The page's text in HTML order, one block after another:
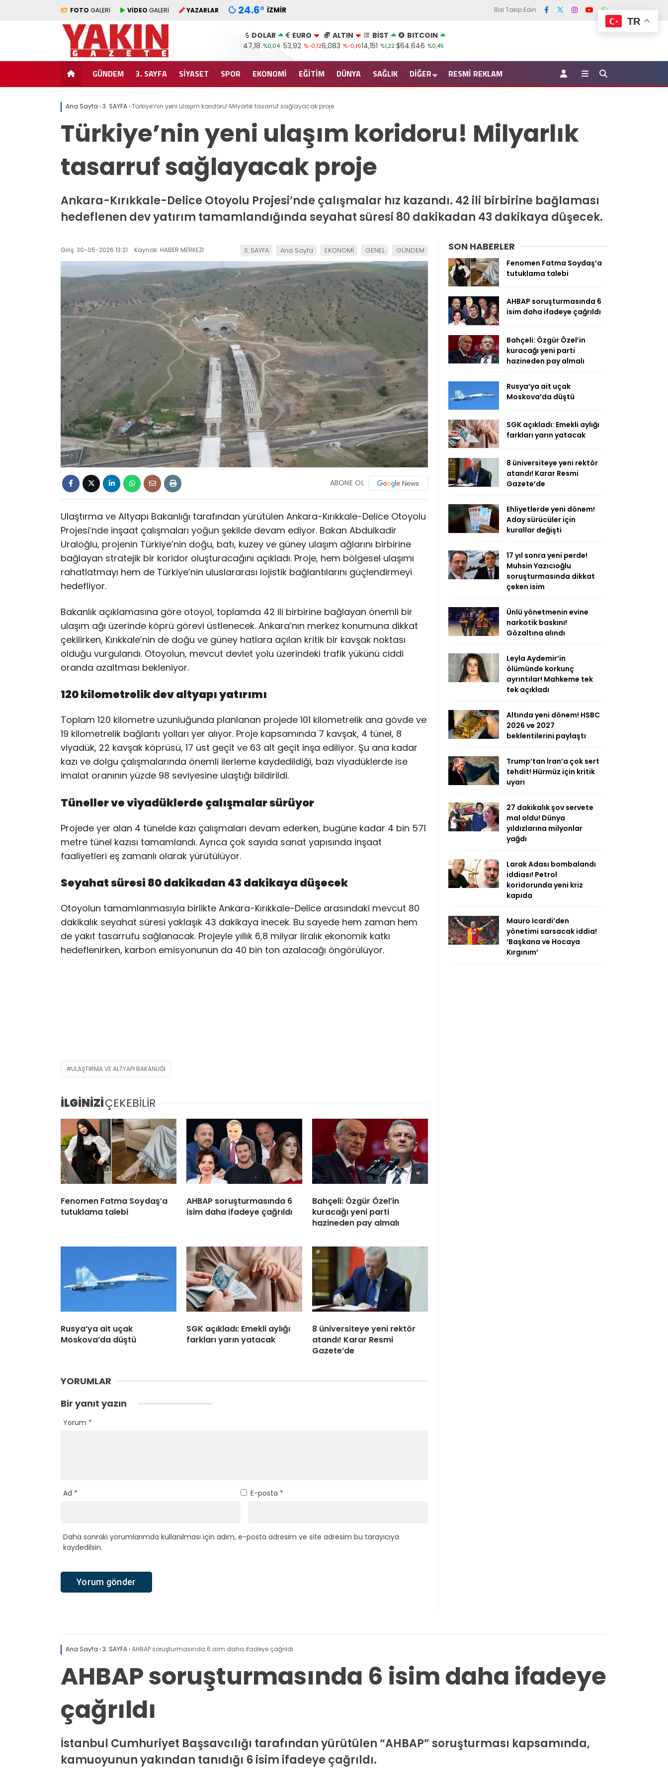
FOTO GALERİ VİDEO GALERİ YAZARLAR 24.6° İZMIR Bizi Takip Edin
DOLAR
47,18 %0,04
EURO
53,92 %-0,12
ALTIN
6,083 %-0,16
BİST
14,151 %1,22
BITCOIN
$64.646 %0,45
GÜNDEM 3. SAYFA SİYASET SPOR EKONOMİ EĞİTİM DÜNYA SAĞLIK DİĞER RESMI REKLAM
Ana Sayfa ›3. SAYFA›Türkiye’nin yeni ulaşım koridoru! Milyarlık tasarruf sağlayacak proje
Türkiye’nin yeni ulaşım koridoru! Milyarlık
tasarruf sağlayacak proje
Ankara-Kırıkkale-Delice Otoyolu Projesi’nde çalışmalar hız kazandı. 42 ili birbirine bağlaması
hedeflenen dev yatırım tamamlandığında seyahat süresi 80 dakikadan 43 dakikaya düşecek.
Giriş: 30-05-2026 13:21 Kaynak: HABER MERKEZI 3. SAYFA Ana Sayfa EKONOMİ GENEL GÜNDEM
ABONE OL
Ulaştırma ve Altyapı Bakanlığı tarafından yürütülen Ankara-Kırıkkale-Delice Otoyolu
Projesi’nde inşaat çalışmaları yoğun şekilde devam ediyor. Bakan Abdulkadir
Uraloğlu, projenin Türkiye’nin doğu, batı, kuzey ve güney ulaşım ağlarını birbirine
bağlayan stratejik bir koridor oluşturacağını açıkladı. Proje, hem bölgesel ulaşımı
rahatlatmayı hem de Türkiye’nin uluslararası lojistik bağlantılarını güçlendirmeyi
hedefliyor.
Bakanlık açıklamasına göre otoyol, toplamda 42 ili birbirine bağlayan önemli bir
ulaşım ağı üzerinde köprü görevi üstlenecek. Ankara’nın merkez konumuna dikkat
çekilirken, Kırıkkale’nin de doğu ve güney hatlara açılan kritik bir kavşak noktası
olduğu vurgulandı. Otoyolun, mevcut devlet yolu üzerindeki trafik yükünü ciddi
oranda azaltması bekleniyor.
120 kilometrelik dev altyapı yatırımı
Toplam 120 kilometre uzunluğunda planlanan projede 101 kilometrelik ana gövde ve
19 kilometrelik bağlantı yolları yer alıyor. Proje kapsamında 7 kavşak, 4 tünel, 8
viyadük, 22 kavşak köprüsü, 17 üst geçit ve 63 alt geçit inşa ediliyor. Şu ana kadar
kazı ve dolgu çalışmalarında önemli ilerleme kaydedildiği, bazı viyadüklerde ise
imalat oranının yüzde 98 seviyesine ulaştığı bildirildi.
Tüneller ve viyadüklerde çalışmalar sürüyor
Projede yer alan 4 tünelde kazı çalışmaları devam ederken, bugüne kadar 4 bin 571
metre tünel kazısı tamamlandı. Ayrıca çok sayıda sanat yapısında inşaat
faaliyetleri eş zamanlı olarak yürütülüyor.
Seyahat süresi 80 dakikadan 43 dakikaya düşecek
Otoyolun tamamlanmasıyla birlikte Ankara-Kırıkkale-Delice arasındaki mevcut 80
dakikalık seyahat süresi yaklaşık 43 dakikaya inecek. Bu sayede hem zaman hem
de yakıt tasarrufu sağlanacak. Projeyle yıllık 6,8 milyar liralık ekonomik katkı
hedeflenirken, karbon emisyonunun da 40 bin ton azalacağı öngörülüyor.
ULAŞTIRMA VE ALTYAPI BAKANLIĞI
İLGİNİZİÇEKEBİLİR
Fenomen Fatma Soydaş’a
tutuklama talebi
AHBAP soruşturmasında 6
isim daha ifadeye çağrıldı
Bahçeli: Özgür Özel’in
kuracağı yeni parti
hazineden pay almalı
Rusya’ya ait uçak
Moskova’da düştü
SGK açıkladı: Emekli aylığı
farkları yarın yatacak
8 üniversiteye yeni rektör
atandı! Karar Resmi
Gazete’de
YORUMLAR
Bir yanıt yazın
Yorum *
Ad * E-posta *
Daha sonraki yorumlarımda kullanılması için adım, e-posta adresim ve site adresim bu tarayıcıya
kaydedilsin.
SON HABERLER
Fenomen Fatma Soydaş’a
tutuklama talebi
AHBAP soruşturmasında 6
isim daha ifadeye çağrıldı
Bahçeli: Özgür Özel’in
kuracağı yeni parti
hazineden pay almalı
Rusya’ya ait uçak
Moskova’da düştü
SGK açıkladı: Emekli aylığı
farkları yarın yatacak
8 üniversiteye yeni rektör
atandı! Karar Resmi
Gazete’de
Ehliyetlerde yeni dönem!
Aday sürücüler için
kurallar değişti
17 yıl sonra yeni perde!
Muhsin Yazıcıoğlu
soruşturmasında dikkat
çeken isim
Ünlü yönetmenin evine
narkotik baskını!
Gözaltına alındı
Leyla Aydemir’in
ölümünde korkunç
ayrıntılar! Mahkeme tek
tek açıkladı
Altında yeni dönem! HSBC
2026 ve 2027
beklentilerini paylaştı
Trump’tan İran’a çok sert
tehdit! Hürmüz için kritik
uyarı
27 dakikalık şov servete
mal oldu! Dünya
yıldızlarına milyonlar
yağdı
Larak Adası bombalandı
iddiası! Petrol
koridorunda yeni kriz
kapıda
Mauro Icardi’den
yönetimi sarsacak iddia!
‘Başkana ve Hocaya
Kırgınım’
Ana Sayfa ›3. SAYFA›AHBAP soruşturmasında 6 isim daha ifadeye çağrıldı
AHBAP soruşturmasında 6 isim daha ifadeye
çağrıldı
İstanbul Cumhuriyet Başsavcılığı tarafından yürütülen “AHBAP” soruşturması kapsamında,
kamuoyunun yakından tanıdığı 6 isim ifadeye çağrıldı.
TR